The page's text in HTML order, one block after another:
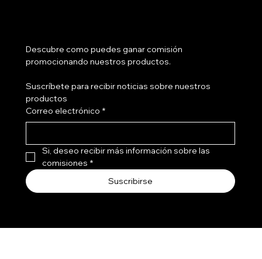
Descubre como puedes ganar comisión
promocionando nuestros productos.
Suscríbete para recibir noticias sobre nuestros
productos
Correo electrónico *
Si, deseo recibir más información sobre las
comisiones *
Suscribirse